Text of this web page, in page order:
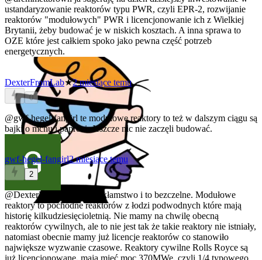
ustandaryzowanie reaktorów typu PWR, czyli EPR-2, rozwijanie
reaktorów "modułowych" PWR i licencjonowanie ich z Wielkiej
Brytanii, żeby budować je w niskich kosztach. A inna sprawa to
OZE które jest całkiem spoko jako pewna część potrzeb
energetycznych.
DexterFromLab★2 miesiące temu
0
@gwf-hegel-fangirl te modułowe reaktory to też w dalszym ciągu są
bajki o mchu i paproci. Jeszcze nic nie zaczęli budować.
gwf-hegel-fangirl2 miesiące temu
2
@DexterFromLab
To jest kłamstwo i to bezczelne. Modułowe
reaktory to pochodne reaktorów z łodzi podwodnych które mają
historię kilkudziesięcioletnią. Nie mamy na chwilę obecną
reaktorów cywilnych, ale to nie jest tak że takie reaktory nie istniały,
natomiast obecnie mamy już licencje reaktorów co stanowiło
największe wyzwanie czasowe. Reaktory cywilne Rolls Royce są